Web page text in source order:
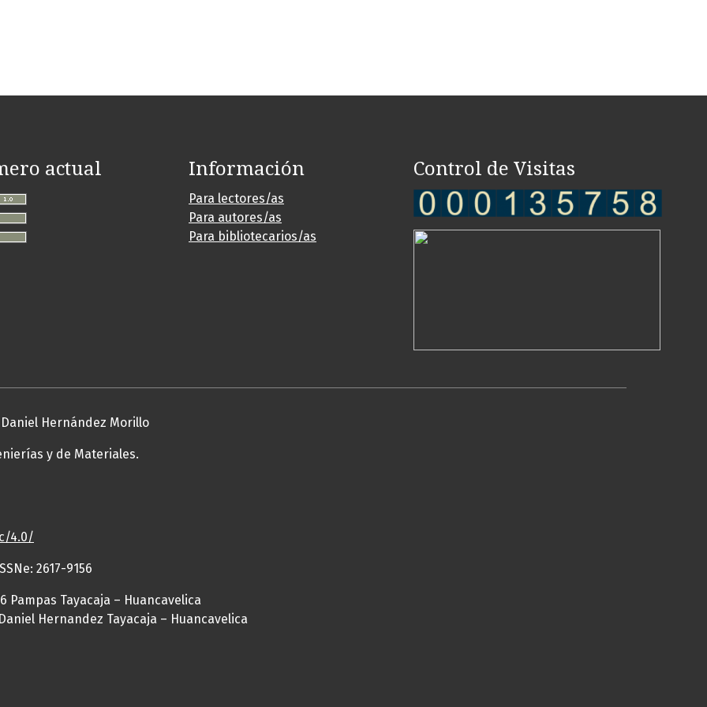
actual Información
Para lectores/as
Para autores/as
Para bibliotecarios/as
Control de Visitas
Hernández Morillo
y de Materiales.
4.0/
2617-9156
Pampas Tayacaja – Huancavelica
Hernandez Tayacaja – Huancavelica